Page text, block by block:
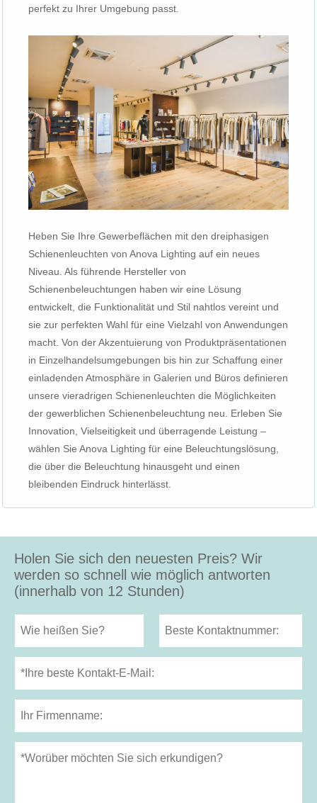
perfekt zu Ihrer Umgebung passt.
Heben Sie Ihre Gewerbeflächen mit den dreiphasigen
Schienenleuchten von Anova Lighting auf ein neues
Niveau. Als führende Hersteller von
Schienenbeleuchtungen haben wir eine Lösung
entwickelt, die Funktionalität und Stil nahtlos vereint und
sie zur perfekten Wahl für eine Vielzahl von Anwendungen
macht. Von der Akzentuierung von Produktpräsentationen
in Einzelhandelsumgebungen bis hin zur Schaffung einer
einladenden Atmosphäre in Galerien und Büros definieren
unsere vieradrigen Schienenleuchten die Möglichkeiten
der gewerblichen Schienenbeleuchtung neu. Erleben Sie
Innovation, Vielseitigkeit und überragende Leistung –
wählen Sie Anova Lighting für eine Beleuchtungslösung,
die über die Beleuchtung hinausgeht und einen
bleibenden Eindruck hinterlässt.
Holen Sie sich den neuesten Preis? Wir
werden so schnell wie möglich antworten
(innerhalb von 12 Stunden)